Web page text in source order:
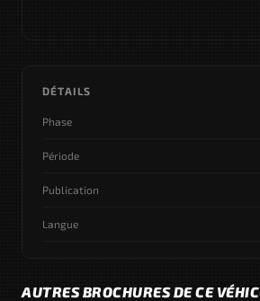
DÉTAILS
Phase
Période
Publication
Langue
AUTRES BROCHURES DE CE